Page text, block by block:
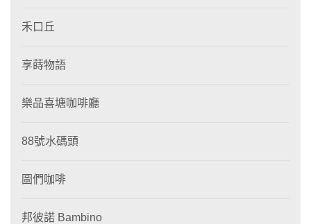
禾口丘
享蒔物語
樂品喜塘咖啡廳
88號水碼頭
圖們咖啡
邦彼諾 Bambino